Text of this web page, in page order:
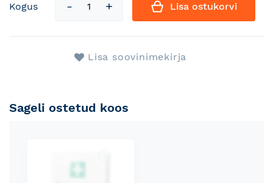
Kogus Lisa ostukorvi
Lisa soovinimekirja
Sageli ostetud koos